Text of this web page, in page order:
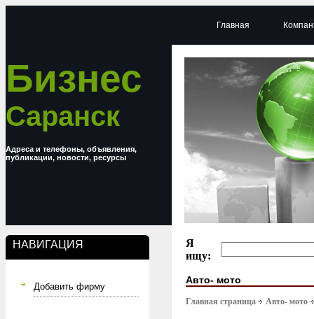
Бизнес
Саранск
Адреса и телефоны, объявления,
публикации, новости, ресурсы
НАВИГАЦИЯ
Добавить фирму
Главная
Я
ищу:
Авто- мото
Главная страница Авто- мото